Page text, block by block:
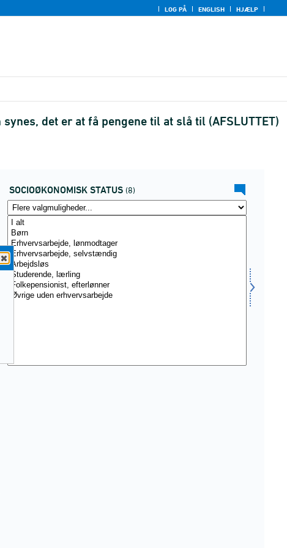
LOG PÅ ENGLISH HJÆLP
det er at få pengene til at slå til (AFSLUTTET)
SOCIOØKONOMISK STATUS (8)